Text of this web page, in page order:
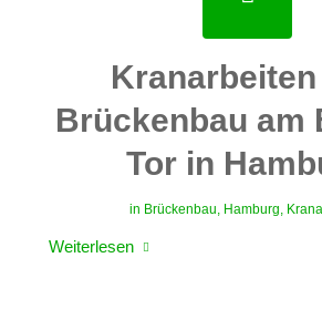
Brückenbau am
Tor in
in Brückenbau Hamburg
Weiterlesen